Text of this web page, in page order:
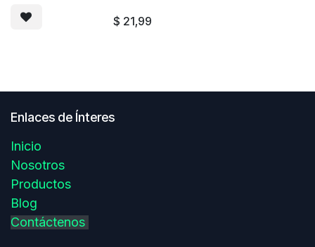
$ 21,99
Enlaces de Ínteres
Inicio
Nosotros
Productos
Blog
Contáctenos